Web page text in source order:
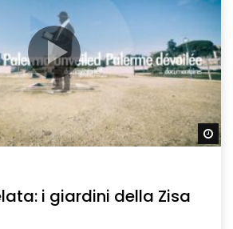
i giardini della Zisa